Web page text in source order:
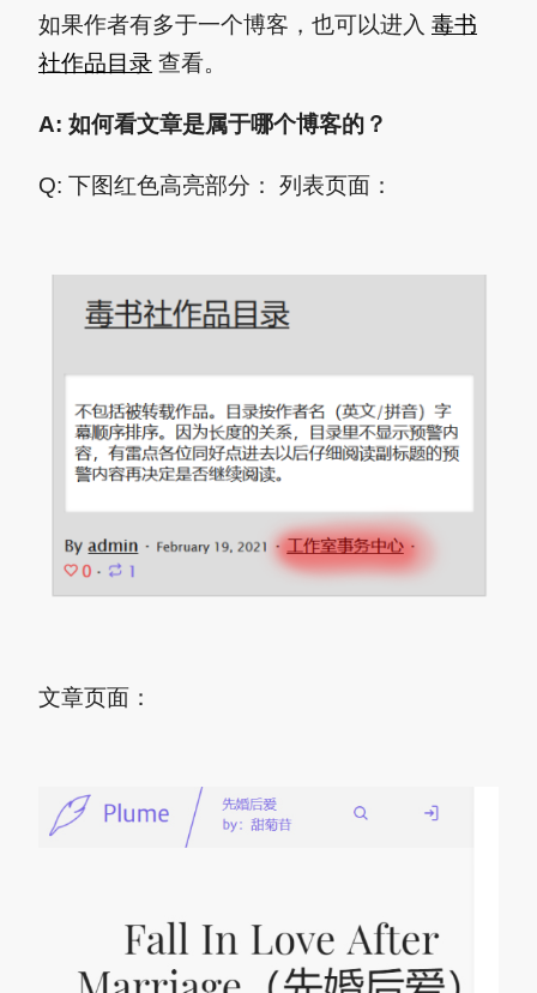
如果作者有多于一个博客，也可以进入 毒书
社作品目录 查看。
A: 如何看文章是属于哪个博客的？
Q: 下图红色高亮部分： 列表页面：
文章页面：